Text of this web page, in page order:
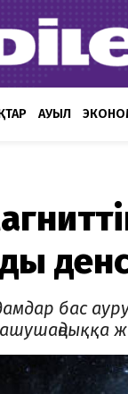
АУЫЛ
бас